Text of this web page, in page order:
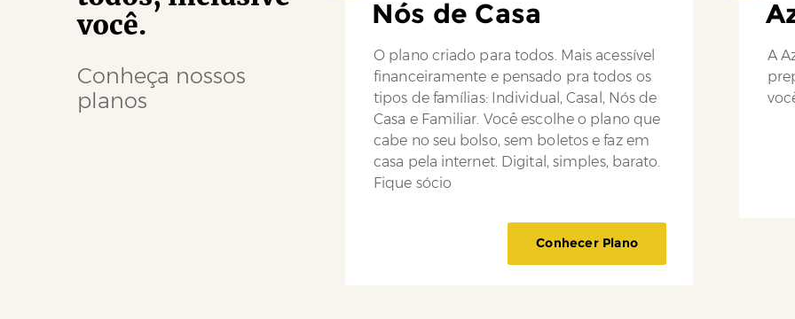
você.
Conheça nossos
planos
Nós de Casa
O plano criado para todos. Mais acessível
financeiramente e pensado pra todos os
tipos de famílias: Individual, Casal, Nós de
Casa e Familiar. Você escolhe o plano que
cabe no seu bolso, sem boletos e faz em
casa pela internet. Digital, simples, barato.
Fique sócio
Conhecer Plano
A